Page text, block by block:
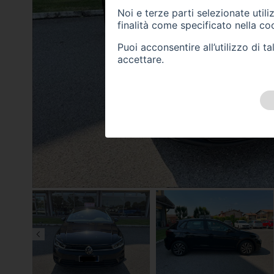
Noi e terze parti selezionate
finalità come specificato nella
Puoi acconsentire all’utilizzo di
accettare.